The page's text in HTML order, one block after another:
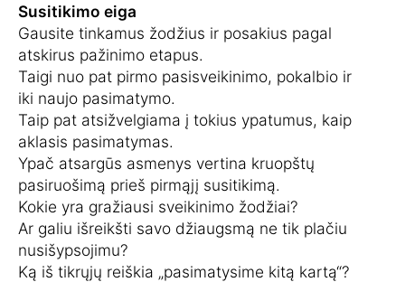
Susitikimo eiga
Gausite tinkamus žodžius ir posakius pagal
atskirus pažinimo etapus.
Taigi nuo pat pirmo pasisveikinimo, pokalbio ir
iki naujo pasimatymo.
Taip pat atsižvelgiama į tokius ypatumus, kaip
aklasis pasimatymas.
Ypač atsargūs asmenys vertina kruopštų
pasiruošimą prieš pirmąjį susitikimą.
Kokie yra gražiausi sveikinimo žodžiai?
Ar galiu išreikšti savo džiaugsmą ne tik plačiu
nusišypsojimu?
Ką iš tikrųjų reiškia „pasimatysime kitą kartą“?